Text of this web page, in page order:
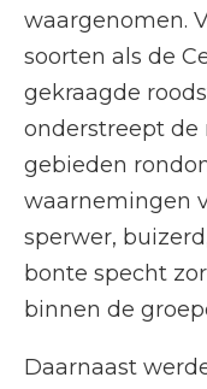
waargenomen.
soorten als de
gekraagde
onderstreept de
gebieden
waarnemingen
sperwer,
bonte specht
binnen de
Daarnaast